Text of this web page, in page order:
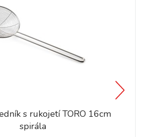
s rukojetí TORO 16cm
spirála